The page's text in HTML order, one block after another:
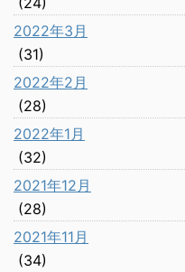
2022年3月
(31)
2022年2月
(28)
2022年1月
(32)
2021年12月
(28)
2021年11月
(34)